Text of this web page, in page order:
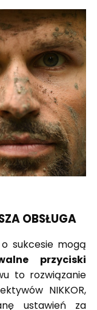
OBSŁUGA
sukcesie mogą
przyciski
to rozwiązanie
NIKKOR,
ustawień za